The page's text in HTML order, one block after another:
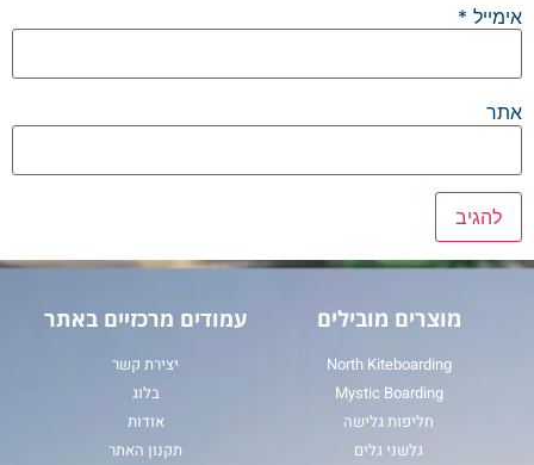
אימייל *
אתר
מוצרים מובילים
North Kiteboarding
Mystic Boarding
חליפות גלישה
גלשני גלים
עמודים מרכזיים באתר
יצירת קשר
בלוג
אודות
תקנון האתר